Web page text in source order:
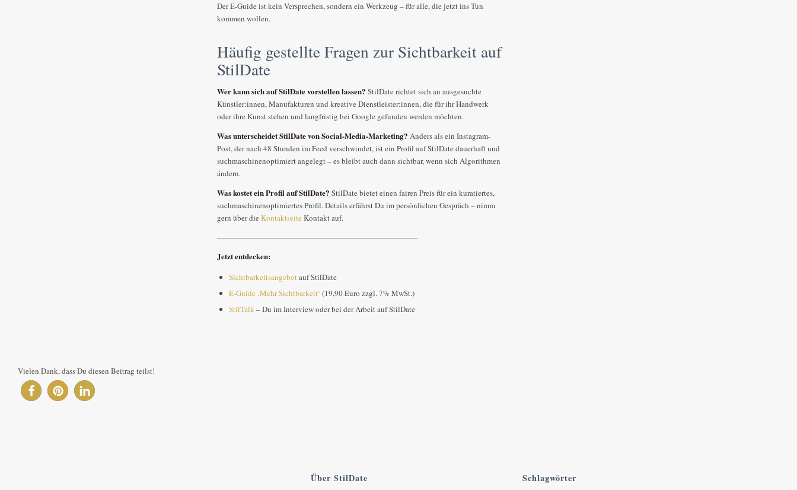
Der E-Guide ist kein Versprechen, sondern ein Werkzeug – für alle, die jetzt ins Tun
kommen wollen.
Häufig gestellte Fragen zur Sichtbarkeit auf
StilDate
Wer kann sich auf StilDate vorstellen lassen? StilDate richtet sich an ausgesuchte
Künstler:innen, Manufakturen und kreative Dienstleister:innen, die für ihr Handwerk
oder ihre Kunst stehen und langfristig bei Google gefunden werden möchten.
Was unterscheidet StilDate von Social-Media-Marketing? Anders als ein Instagram-
Post, der nach 48 Stunden im Feed verschwindet, ist ein Profil auf StilDate dauerhaft und
suchmaschinenoptimiert angelegt – es bleibt auch dann sichtbar, wenn sich Algorithmen
ändern.
Was kostet ein Profil auf StilDate? StilDate bietet einen fairen Preis für ein kuratiertes,
suchmaschinenoptimiertes Profil. Details erfährst Du im persönlichen Gespräch – nimm
gern über die Kontaktseite Kontakt auf.
——————————————————————————
Jetzt entdecken:
Sichtbarkeitsangebotauf StilDate
E-Guide ‚Mehr Sichtbarkeit‘(19,90 Euro zzgl. 7% MwSt.)
StilTalk– Du im Interview oder bei der Arbeit auf StilDate
Vielen Dank, dass Du diesen Beitrag teilst!
Über StilDate Schlagwörter